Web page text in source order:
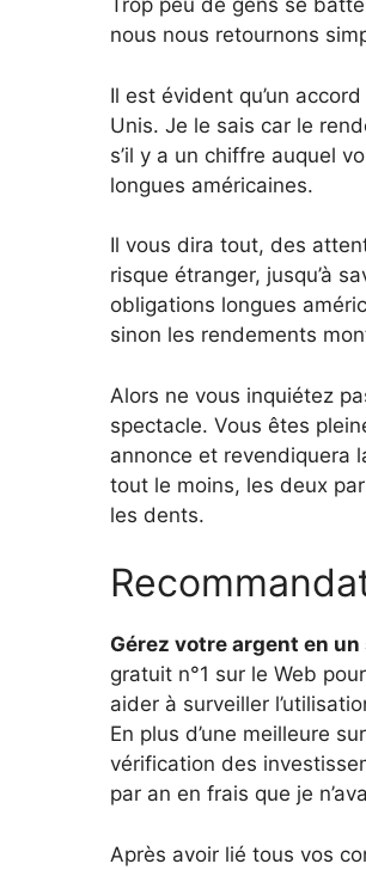
Trop peu de gens se
nous nous retournons
Il est évident qu’un
Unis. Je le sais car le
s’il y a un chiffre auquel
longues américaines.
Il vous dira tout, des
risque étranger, jusqu’à
obligations longues
sinon les rendements
Alors ne vous inquiétez
spectacle. Vous êtes
annonce et revendiquera
tout le moins, les deux
les dents.
Gérez votre argent en
gratuit n°1 sur le Web
aider à surveiller
En plus d’une meilleure
vérification des
par an en frais que je
Après avoir lié tous vos